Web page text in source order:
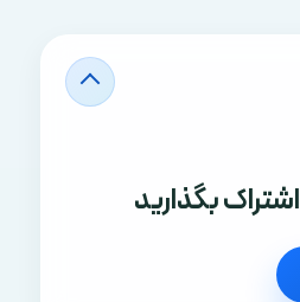
بگذارید